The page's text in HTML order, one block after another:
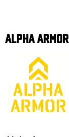
Alpha Armor